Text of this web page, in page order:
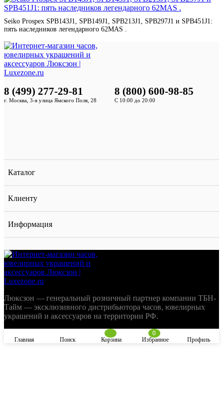
Seiko Prospex SPB143J1, SPB149J1, SPB213J1, SPB297J1 и SPB451J1:
пять наследников легендарного 62MAS .
Каталог
Клиенту
Информация
8 (499) 277-29-81
г. Москва, 3-я улица Ямского Поля, 28
8 (800) 600-98-85
С 10:00 до 20:00
Люксзон — генеральный розничный партнер компании ТБН-
Тайм — эксклюзивного дистрибьютора часов, ювелирных
украшений и аксессуаров на территории РФ.
Главная Поиск Корзина
0
Избранное
Профиль